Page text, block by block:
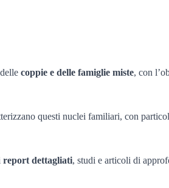
coppie e delle famiglie miste, con
questi nuclei familiari, con
report dettagliati, studi e articoli di